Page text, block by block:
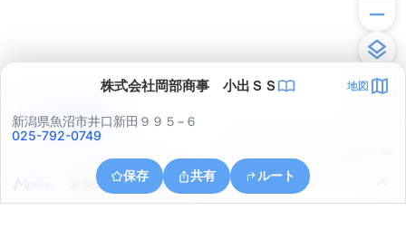
株式会社岡部商事 小出ＳＳ 地図
新潟県魚沼市井口新田９９５−６
025-792-0749
保存 共有 ルート
新潟県魚沼市井口新田
アプリで見る